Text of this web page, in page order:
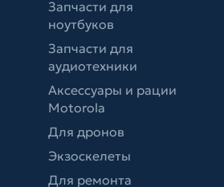
Запчасти для
ноутбуков
Запчасти для
аудиотехники
Аксессуары и рации
Motorola
Для дронов
Экзоскелеты
Для ремонта